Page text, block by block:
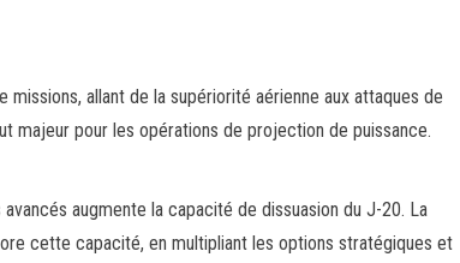
allant de la supériorité aérienne aux attaques de
majeur pour les opérations de projection de puissance.
augmente la capacité de dissuasion du J-20. La
cette capacité, en multipliant les options stratégiques et